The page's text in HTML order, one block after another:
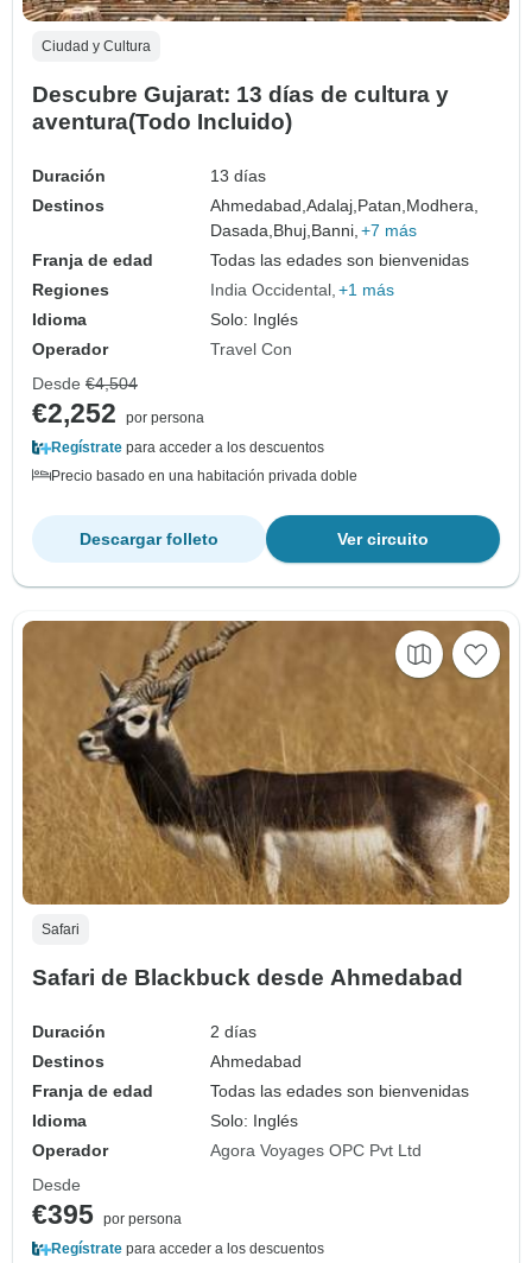
Ciudad y Cultura
Descubre Gujarat: 13 días de cultura y
aventura(Todo Incluido)
Duración
13 días
Destinos
Ahmedabad,Adalaj, Patan, Modhera,
Dasada, Bhuj, Banni, +7 más
Franja de edad
Todas las edades son bienvenidas
Regiones
India Occidental +1 más
Idioma
Solo: Inglés
Operador
Travel Con
Desde €4,504
€2,252
por persona
Regístrate para acceder a los descuentos
Precio basado en una habitación privada doble
Ver circuito
Descargar folleto
Safari
Safari de Blackbuck desde Ahmedabad
Duración
2 días
Destinos
Ahmedabad
Franja de edad
Todas las edades son bienvenidas
Idioma
Solo: Inglés
Operador
Agora Voyages OPC Pvt Ltd
Desde
€395 por persona
Regístrate para acceder a los descuentos